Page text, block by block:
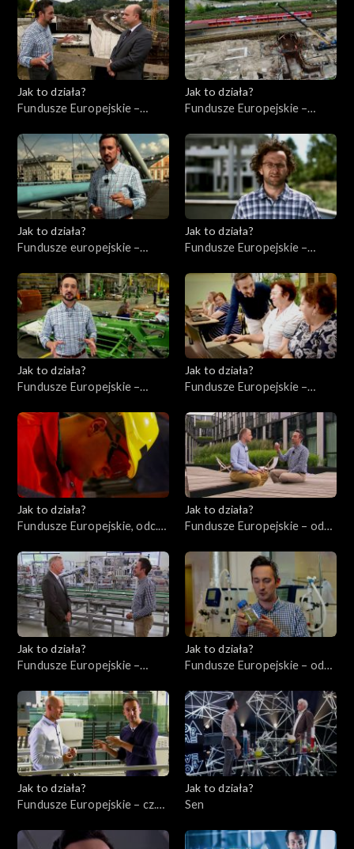
Jak to działa?
Fundusze Europejskie –
Jak to działa?
Fundusze Europejskie –
Jak to działa?
Fundusze europejskie –
Jak to działa?
Fundusze Europejskie –
Jak to działa?
Fundusze Europejskie –
międzynarodowa
Jak to działa?
Fundusze Europejskie –
Jak to działa?
Fundusze Europejskie, odc.
Jak to działa?
Fundusze Europejskie – odc.
Jak to działa?
Fundusze Europejskie –
Jak to działa?
Fundusze Europejskie – odc.
Jak to działa?
Fundusze Europejskie – cz.
Jak to działa?
Sen